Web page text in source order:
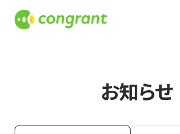
お知らせ